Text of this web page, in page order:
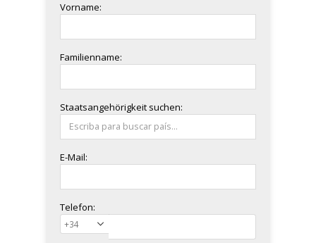
Vorname:
Familienname:
Staatsangehörigkeit suchen:
E-Mail:
Telefon: